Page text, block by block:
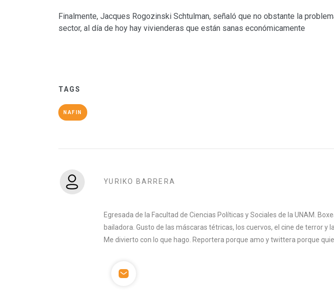
Finalmente, Jacques Rogozinski Schtulman, señaló que no obstante la
sector, al día de hoy hay vivienderas que están sanas económicamente
TAGS
NAFIN
YURIKO BARRERA
Egresada de la Facultad de Ciencias Políticas y Sociales de la UNAM.
bailadora. Gusto de las máscaras tétricas, los cuervos, el cine de terror y
Me divierto con lo que hago. Reportera porque amo y twittera porque